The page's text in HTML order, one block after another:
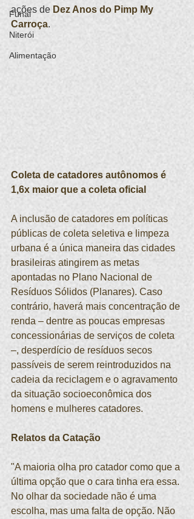
Funai
Niterói
Alimentação
ações de Dez Anos do Pimp My
Carroça.
Coleta de catadores autônomos é
1,6x maior que a coleta oficial
A inclusão de catadores em políticas
públicas de coleta seletiva e limpeza
urbana é a única maneira das cidades
brasileiras atingirem as metas
apontadas no Plano Nacional de
Resíduos Sólidos (Planares). Caso
contrário, haverá mais concentração de
renda – dentre as poucas empresas
concessionárias de serviços de coleta
–, desperdício de resíduos secos
passíveis de serem reintroduzidos na
cadeia da reciclagem e o agravamento
da situação socioeconômica dos
homens e mulheres catadores.
Relatos da Catação
"A maioria olha pro catador como que a
última opção que o cara tinha era essa.
No olhar da sociedade não é uma
escolha, mas uma falta de opção. Não